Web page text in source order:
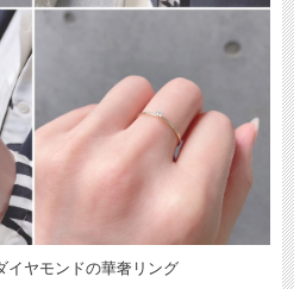
イヤモンドの華奢リング